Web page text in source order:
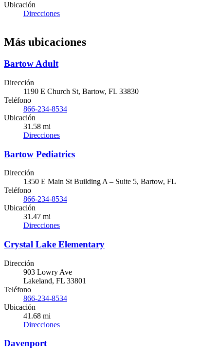
Ubicación
Direcciones
Más ubicaciones
Bartow Adult
Dirección
1190 E Church St, Bartow, FL 33830
Teléfono
866-234-8534
Ubicación
31.58 mi
Direcciones
Bartow Pediatrics
Dirección
1350 E Main St Building A – Suite 5, Bartow, FL
Teléfono
866-234-8534
Ubicación
31.47 mi
Direcciones
Crystal Lake Elementary
Dirección
903 Lowry Ave
Lakeland, FL 33801
Teléfono
866-234-8534
Ubicación
41.68 mi
Direcciones
Davenport